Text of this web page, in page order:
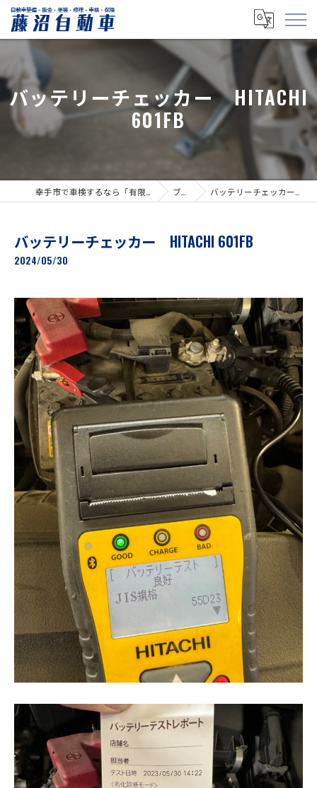
バッテリーチェッカー HITACHI
601FB
ブログ バッテリーチェッカー HITACHI 601FB
バッテリーチェッカー HITACHI 601FB
2024/05/30